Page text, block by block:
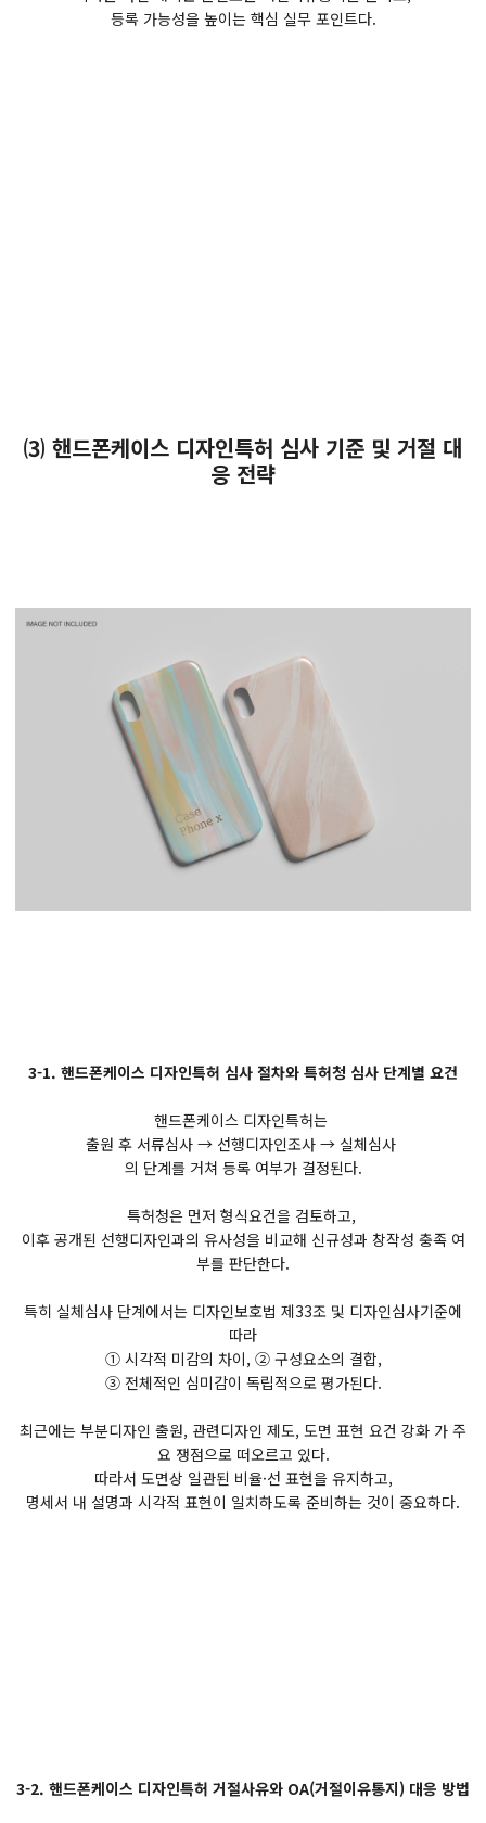
등록 가능성을 높이는 핵심 실무 포인트다.
⑶ 핸드폰케이스 디자인특허 심사 기준 및 거절 대
응 전략
3-1. 핸드폰케이스 디자인특허 심사 절차와 특허청 심사 단계별 요건
핸드폰케이스 디자인특허는
출원 후 서류심사 → 선행디자인조사 → 실체심사
의 단계를 거쳐 등록 여부가 결정된다.
특허청은 먼저 형식요건을 검토하고,
이후 공개된 선행디자인과의 유사성을 비교해 신규성과 창작성 충족 여
부를 판단한다.
특히 실체심사 단계에서는 디자인보호법 제33조 및 디자인심사기준에
따라
① 시각적 미감의 차이, ② 구성요소의 결합,
③ 전체적인 심미감이 독립적으로 평가된다.
최근에는 부분디자인 출원, 관련디자인 제도, 도면 표현 요건 강화 가 주
요 쟁점으로 떠오르고 있다.
따라서 도면상 일관된 비율·선 표현을 유지하고,
명세서 내 설명과 시각적 표현이 일치하도록 준비하는 것이 중요하다.
3-2. 핸드폰케이스 디자인특허 거절사유와 OA(거절이유통지) 대응 방법